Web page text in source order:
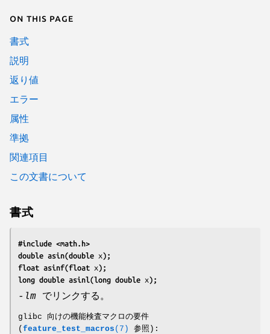
On this page
書式
説明
返り値
エラー
属性
準拠
関連項目
この文書について
書式
#include <math.h>
double asin(double x);
float asinf(float x);
long double asinl(long double x);
-lm でリンクする。
glibc 向けの機能検査マクロの要件
( feature_test_macros (7) 参照):